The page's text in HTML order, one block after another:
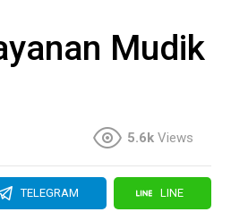
Mudik
5.6k Views
TELEGRAM LINE